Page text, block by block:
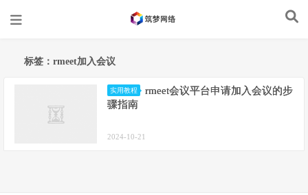
标签：rmeet加入会议
实用教程
rmeet会议平台申请加入会议的步
骤指南
2024-10-21